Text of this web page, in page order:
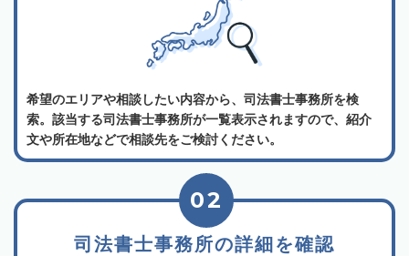
希望のエリアや相談したい内容から、司法書士事務所を検
索。該当する司法書士事務所が一覧表示されますので、紹介
文や所在地などで相談先をご検討ください。
司法書士事務所の詳細を確認
02